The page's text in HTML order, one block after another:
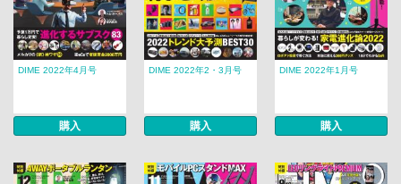
DIME 2022年4月号
購入
DIME 2022年2・3月号
購入
DIME 2022年1月号
購入